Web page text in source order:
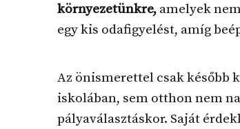
környezetünkre, amelyek
egy kis odafigyelést, amíg
Az önismerettel csak később
iskolában, sem otthon nem
pályaválasztáskor. Saját